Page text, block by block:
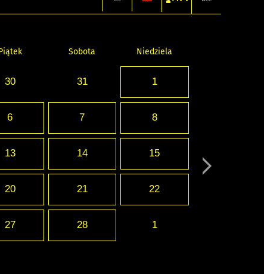
Sobota Niedziela
30 31 1
6 7 8
13 14 15
20 21 22
27 28 1